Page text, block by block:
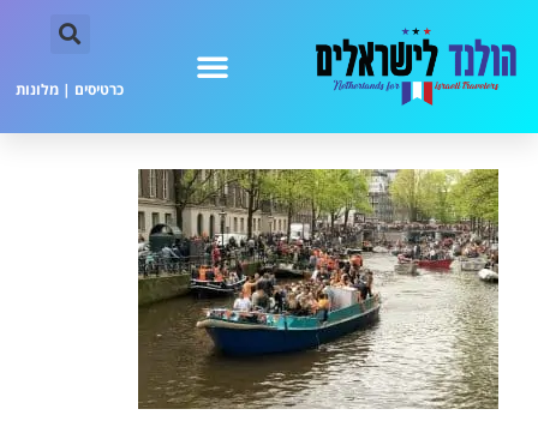
כרטיסים | מלונות